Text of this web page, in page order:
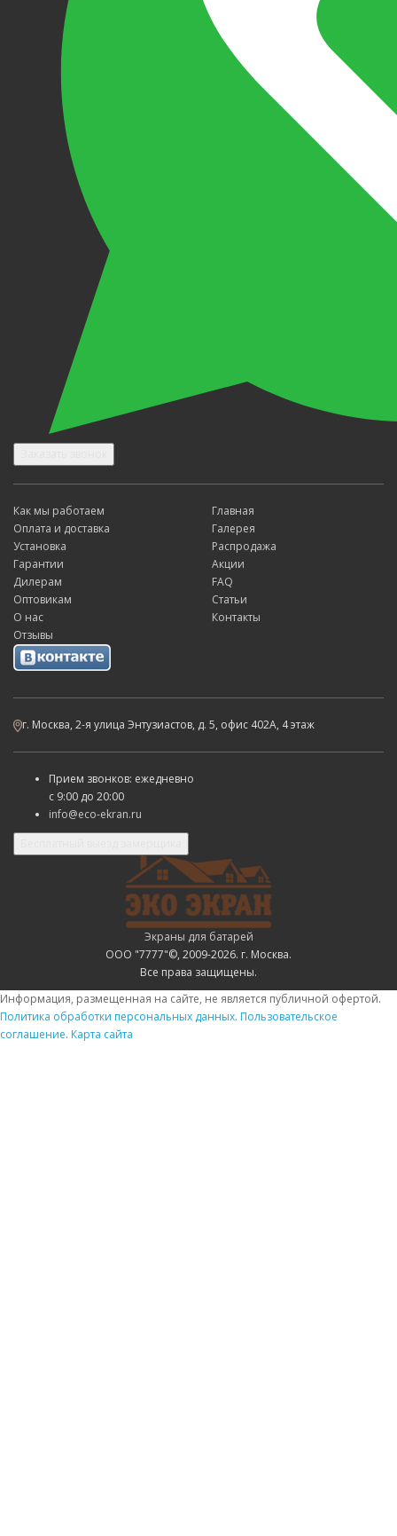
Как мы работаем
Оплата и доставка
Установка
Гарантии
Дилерам
Оптовикам
О нас
Отзывы
Главная
Галерея
Распродажа
Акции
FAQ
Статьи
Контакты
г. Москва, 2-я улица Энтузиастов, д. 5, офис 402А, 4 этаж
Прием звонков: ежедневно
с 9:00 до 20:00
info@eco-ekran.ru
Экраны для батарей
ООО "7777"©, 2009-2026. г. Москва.
Все права защищены.
Информация, размещенная на сайте, не является публичной офертой.
Политика обработки персональных данных. Пользовательское
соглашение. Карта сайта